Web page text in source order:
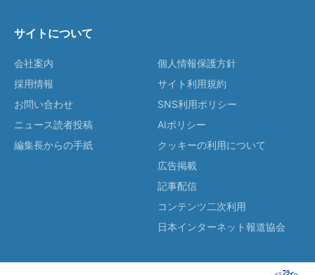
サイトについて
会社案内
採用情報
お問い合わせ
ニュース読者投稿
編集長からの手紙
個人情報保護方針
サイト利用規約
SNS利用ポリシー
AIポリシー
クッキーの利用について
広告掲載
記事配信
コンテンツ二次利用
日本インターネット報道協会